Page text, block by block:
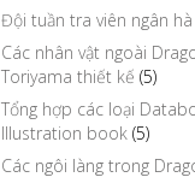
Đội tuần tra viên ngân hà
Các nhân vật ngoài
Toriyama thiết kế (5)
Tổng hợp các loại
Illustration book (5)
Các ngôi làng trong